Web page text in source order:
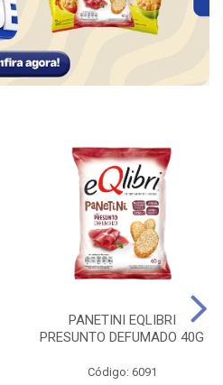
PANETINI EQLIBRI
PRESUNTO DEFUMADO 40G
Código: 6091